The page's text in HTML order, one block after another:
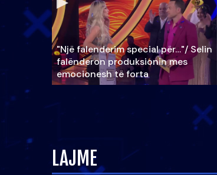
"Një falenderim special për…"/ Selin
falënderon produksionin mes
emocionesh të forta
LAJME